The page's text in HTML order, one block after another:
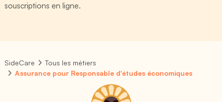
souscriptions en ligne.
SideCare
Tous les métiers
Assurance pour Responsable d'études économiques